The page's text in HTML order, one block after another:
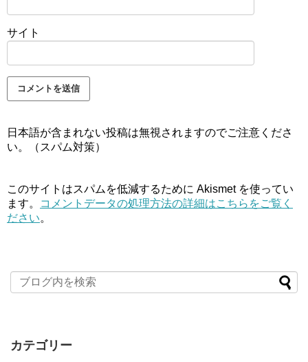
サイト
日本語が含まれない投稿は無視されますのでご注意くださ
い。（スパム対策）
このサイトはスパムを低減するために Akismet を使ってい
ます。
コメントデータの処理方法の詳細はこちらをご覧く
ださい。
カテゴリー